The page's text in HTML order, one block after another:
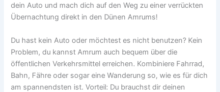
Segelveranstaltungen der Welt – der Kieler
Woche und Lübeck, berühmt für sein
Marzipan.
Die nordische Influenz Dänemarks findet sich in
kulturellen Einflüssen wieder.
dein Auto und mach dich auf den Weg zu einer verrückten
Übernachtung direkt in den Dünen Amrums!
Du hast kein Auto oder möchtest es nicht benutzen? Kein
Problem, du kannst Amrum auch bequem über die
öffentlichen Verkehrsmittel erreichen. Kombiniere Fahrrad,
Bahn, Fähre oder sogar eine Wanderung so, wie es für dich
am spannendsten ist. Vorteil: Du brauchst dir deinen